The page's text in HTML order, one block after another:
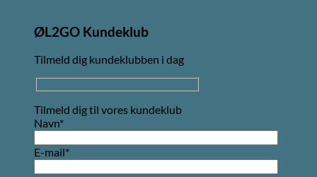
ØL2GO Kundeklub
Tilmeld dig kundeklubben i dag
Tilmeld dig til vores kundeklub
Navn*
E-mail*